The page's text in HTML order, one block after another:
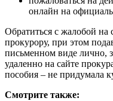
онлайн на
Обратиться с жалобой
прокурору, при этом
письменном виде лично,
удаленно на сайте
пособия – не придумала
Смотрите также: